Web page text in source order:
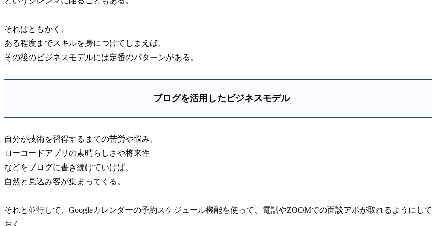
それはともかく、
ある程度までスキルを身につけてしまえば、
その後のビジネスモデルには定番のパターンがある。
ブログを活用したビジネスモデル
自分が技術を習得するまでの苦労や悩み、
ローコードアプリの素晴らしさや将来性
などをブログに書き続けていけば、
自然と見込み客が集まってくる。
それと並行して、Googleカレンダーの予約スケジュール機能を使って、電話やZOOMでの面談アポが取れるようにして
おく。